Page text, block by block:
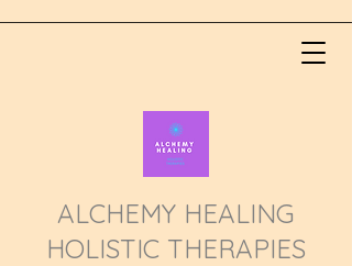
ALCHEMY HEALING
HOLISTIC THERAPIES